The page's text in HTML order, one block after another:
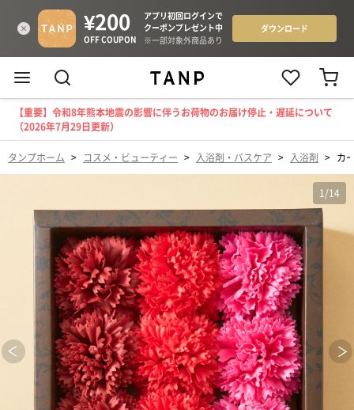
【重要】令和8年熊本地震の影響に伴うお荷物のお届け停止・遅延について
（2026年7月29日更新）
タンプホーム > コスメ・ビューティー > 入浴剤・バスケア > 入浴剤 > カ
1 /14